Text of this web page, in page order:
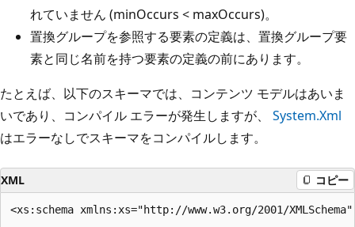
れていません (minOccurs < maxOccurs)。
置換グループを参照する要素の定義は、置換グループ要
素と同じ名前を持つ要素の定義の前にあります。
たとえば、以下のスキーマでは、コンテンツ モデルはあいま
いであり、コンパイル エラーが発生しますが、 System.Xml
はエラーなしでスキーマをコンパイルします。
XML コピー
<xs:schema xmlns:xs="http://www.w3.org/2001/